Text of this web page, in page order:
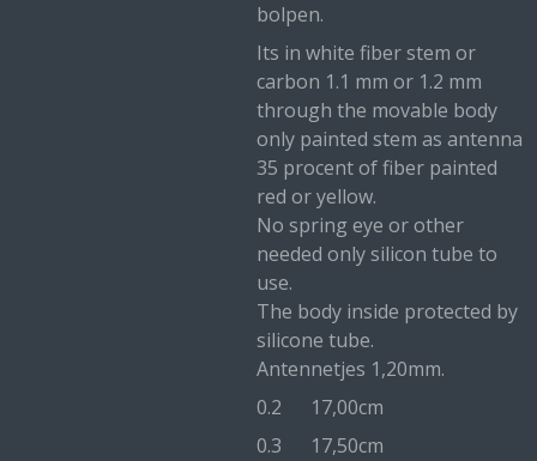
bolpen.
Its in white fiber stem or
carbon 1.1 mm or 1.2 mm
through the movable body
only painted stem as antenna
35 procent of fiber painted
red or yellow.
No spring eye or other
needed only silicon tube to
use.
The body inside protected by
silicone tube.
Antennetjes 1,20mm.
0.2 17,00cm
0.3 17,50cm